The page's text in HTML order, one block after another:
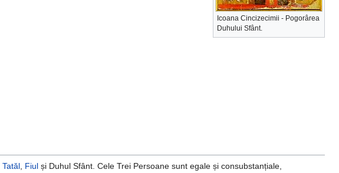
Icoana Cincizecimii - Pogorârea
Duhului Sfânt.
Tatăl Fiul și Duhul Sfânt. Cele Trei Persoane sunt egale și consubstanțiale,